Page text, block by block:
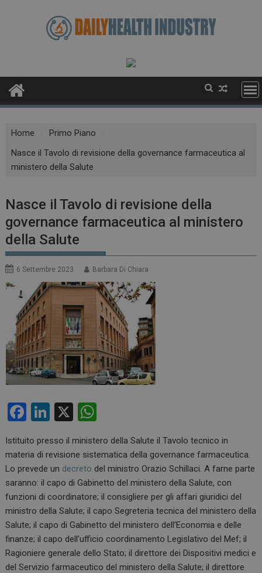
Home
Primo Piano
Nasce il Tavolo di revisione della governance farmaceutica al
ministero della Salute
Nasce il Tavolo di revisione della
governance farmaceutica al ministero
della Salute
6 Settembre 2023 Barbara Di Chiara
F
ce
b
o
o
k
Li
ke
dI
n
X
at
s
A
p
p
Istituito presso il ministero della Salute il Tavolo tecnico in
materia di revisione sistematica della governance farmaceutica.
Lo prevede un decreto del ministro Orazio Schillaci. A farne parte
saranno: il capo di Gabinetto del ministero della Salute, con
funzioni di coordinatore; il consigliere per gli affari giuridici del
ministro della Salute; il capo Segreteria tecnica del ministero della
Salute; il capo di Gabinetto del ministero dell’Economia e delle
finanze; il capo dell’ufficio coordinamento Legislativo del Mef; il
Ragioniere generale dello Stato; il direttore dei Dispositivi medici e
del Servizio farmaceutico del ministero della Salute; il direttore